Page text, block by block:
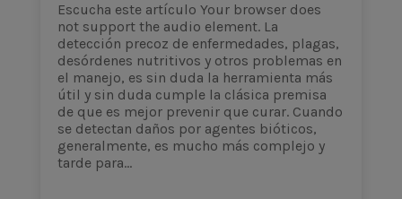
Escucha este artículo Your browser does
not support the audio element. La
detección precoz de enfermedades, plagas,
desórdenes nutritivos y otros problemas en
el manejo, es sin duda la herramienta más
útil y sin duda cumple la clásica premisa
de que es mejor prevenir que curar. Cuando
se detectan daños por agentes bióticos,
generalmente, es mucho más complejo y
tarde para...